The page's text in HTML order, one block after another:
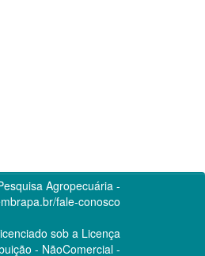
Agropecuária -
fale-conosco
sob a Licença
- NãoComercial -